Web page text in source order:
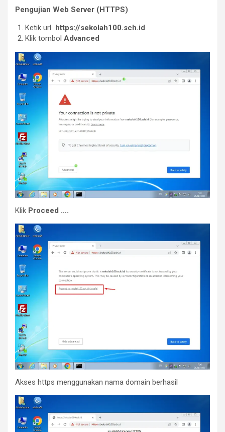
Pengujian Web Server (HTTPS)
Ketik url https://sekolah100.sch.id
Klik tombol Advanced
Klik Proceed ….
Akses https menggunakan nama domain berhasil